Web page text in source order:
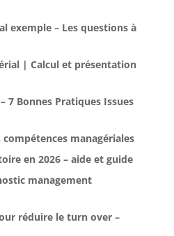
exemple – Les questions à
| Calcul et présentation
7 Bonnes Pratiques Issues
managériales
en 2026 – aide et guide
management
réduire le turn over –